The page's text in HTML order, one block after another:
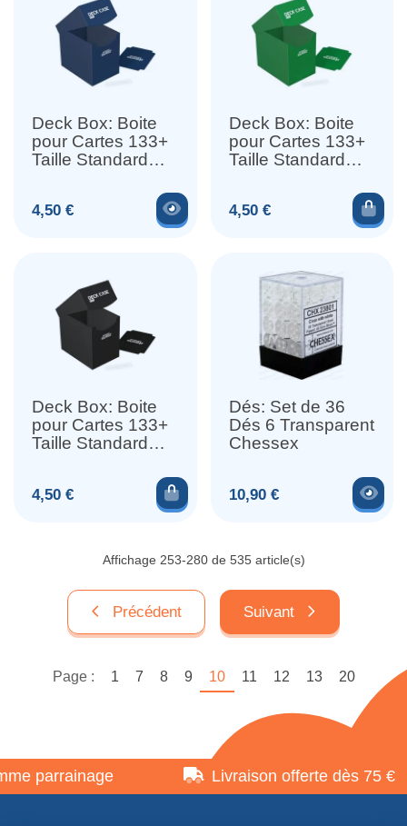
Deck Box: Boite
pour Cartes 133+
Taille Standard
Prix
4,50 € Voir le produit
Deck Box: Boite
pour Cartes 133+
Taille Standard
Prix
4,50 €
Deck Box: Boite
pour Cartes 133+
Taille Standard
Prix
4,50 € Ajouter au panier
Dés: Set de 36
Dés 6 Transparent
Chessex
Prix
10,90 €
Affichage 253-280 de 535 article(s)
Précédent Suivant
Page : 1 7 8 9 10 11 12 13 20
Livraison offerte dès 75 €